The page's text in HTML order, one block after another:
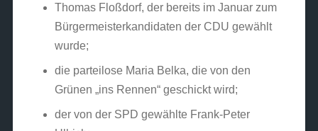
Thomas Floßdorf, der bereits im Januar zum
Bürgermeisterkandidaten der CDU gewählt
wurde;
die parteilose Maria Belka, die von den
Grünen „ins Rennen“ geschickt wird;
der von der SPD gewählte Frank-Peter